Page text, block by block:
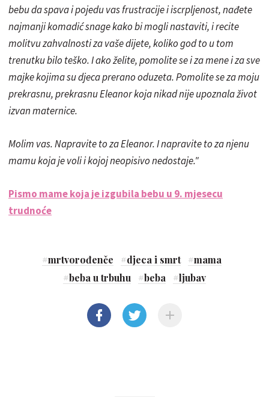
bebu da spava i pojedu vas frustracije i iscrpljenost, nađete
najmanji komadić snage kako bi mogli nastaviti, i recite
molitvu zahvalnosti za vaše dijete, koliko god to u tom
trenutku bilo teško. I ako želite, pomolite se i za mene i za sve
majke kojima su djeca prerano oduzeta. Pomolite se za moju
prekrasnu, prekrasnu Eleanor koja nikad nije upoznala život
izvan maternice.
Molim vas. Napravite to za Eleanor. I napravite to za njenu
mamu koja je voli i kojoj neopisivo nedostaje."
Pismo mame koja je izgubila bebu u 9. mjesecu
trudnoće
#mrtvorođenče #djeca i smrt #mama
#beba u trbuhu #beba #ljubav